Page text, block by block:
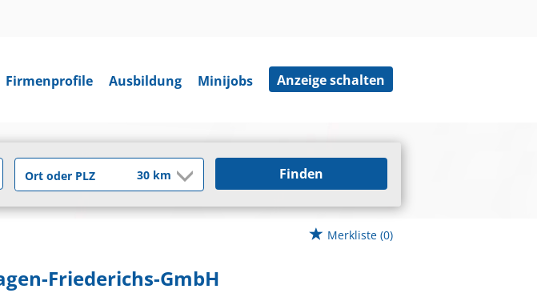
Firmenprofile Ausbildung Minijobs Anzeige schalten
Finden
Merkliste (0)
Friederichs-GmbH